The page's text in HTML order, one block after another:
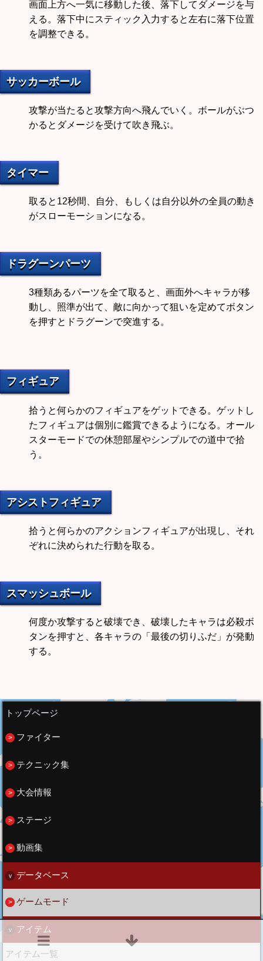
画面上方へ一気に移動した後、落下してダメージを与
える。落下中にスティック入力すると左右に落下位置
を調整できる。
サッカーボール
攻撃が当たると攻撃方向へ飛んでいく。ボールがぶつ
かるとダメージを受けて吹き飛ぶ。
タイマー
取ると12秒間、自分、もしくは自分以外の全員の動き
がスローモーションになる。
ドラグーンパーツ
3種類あるパーツを全て取ると、画面外へキャラが移
動し、照準が出て、敵に向かって狙いを定めてボタン
を押すとドラグーンで突進する。
フィギュア
拾うと何らかのフィギュアをゲットできる。ゲットし
たフィギュアは個別に鑑賞できるようになる。オール
スターモードでの休憩部屋やシンプルでの道中で拾
う。
アシストフィギュア
拾うと何らかのアクションフィギュアが出現し、それ
ぞれに決められた行動を取る。
スマッシュボール
何度か攻撃すると破壊でき、破壊したキャラは必殺ボ
タンを押すと、各キャラの「最後の切りふだ」が発動
する。
トップページ
ファイター
テクニック集
大会情報
ステージ
動画集
データベース
ゲームモード
アイテム
アイテム一覧